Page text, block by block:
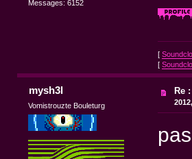
Messages: 6152
[
[
mysh3l
Vomistrouzte Bouleturg
Re